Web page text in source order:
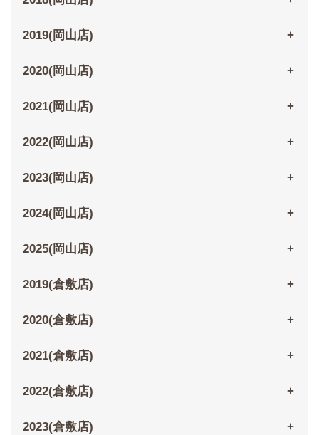
2019(岡山店)
2020(岡山店)
2021(岡山店)
2022(岡山店)
2023(岡山店)
2024(岡山店)
2025(岡山店)
2019(倉敷店)
2020(倉敷店)
2021(倉敷店)
2022(倉敷店)
2023(倉敷店)